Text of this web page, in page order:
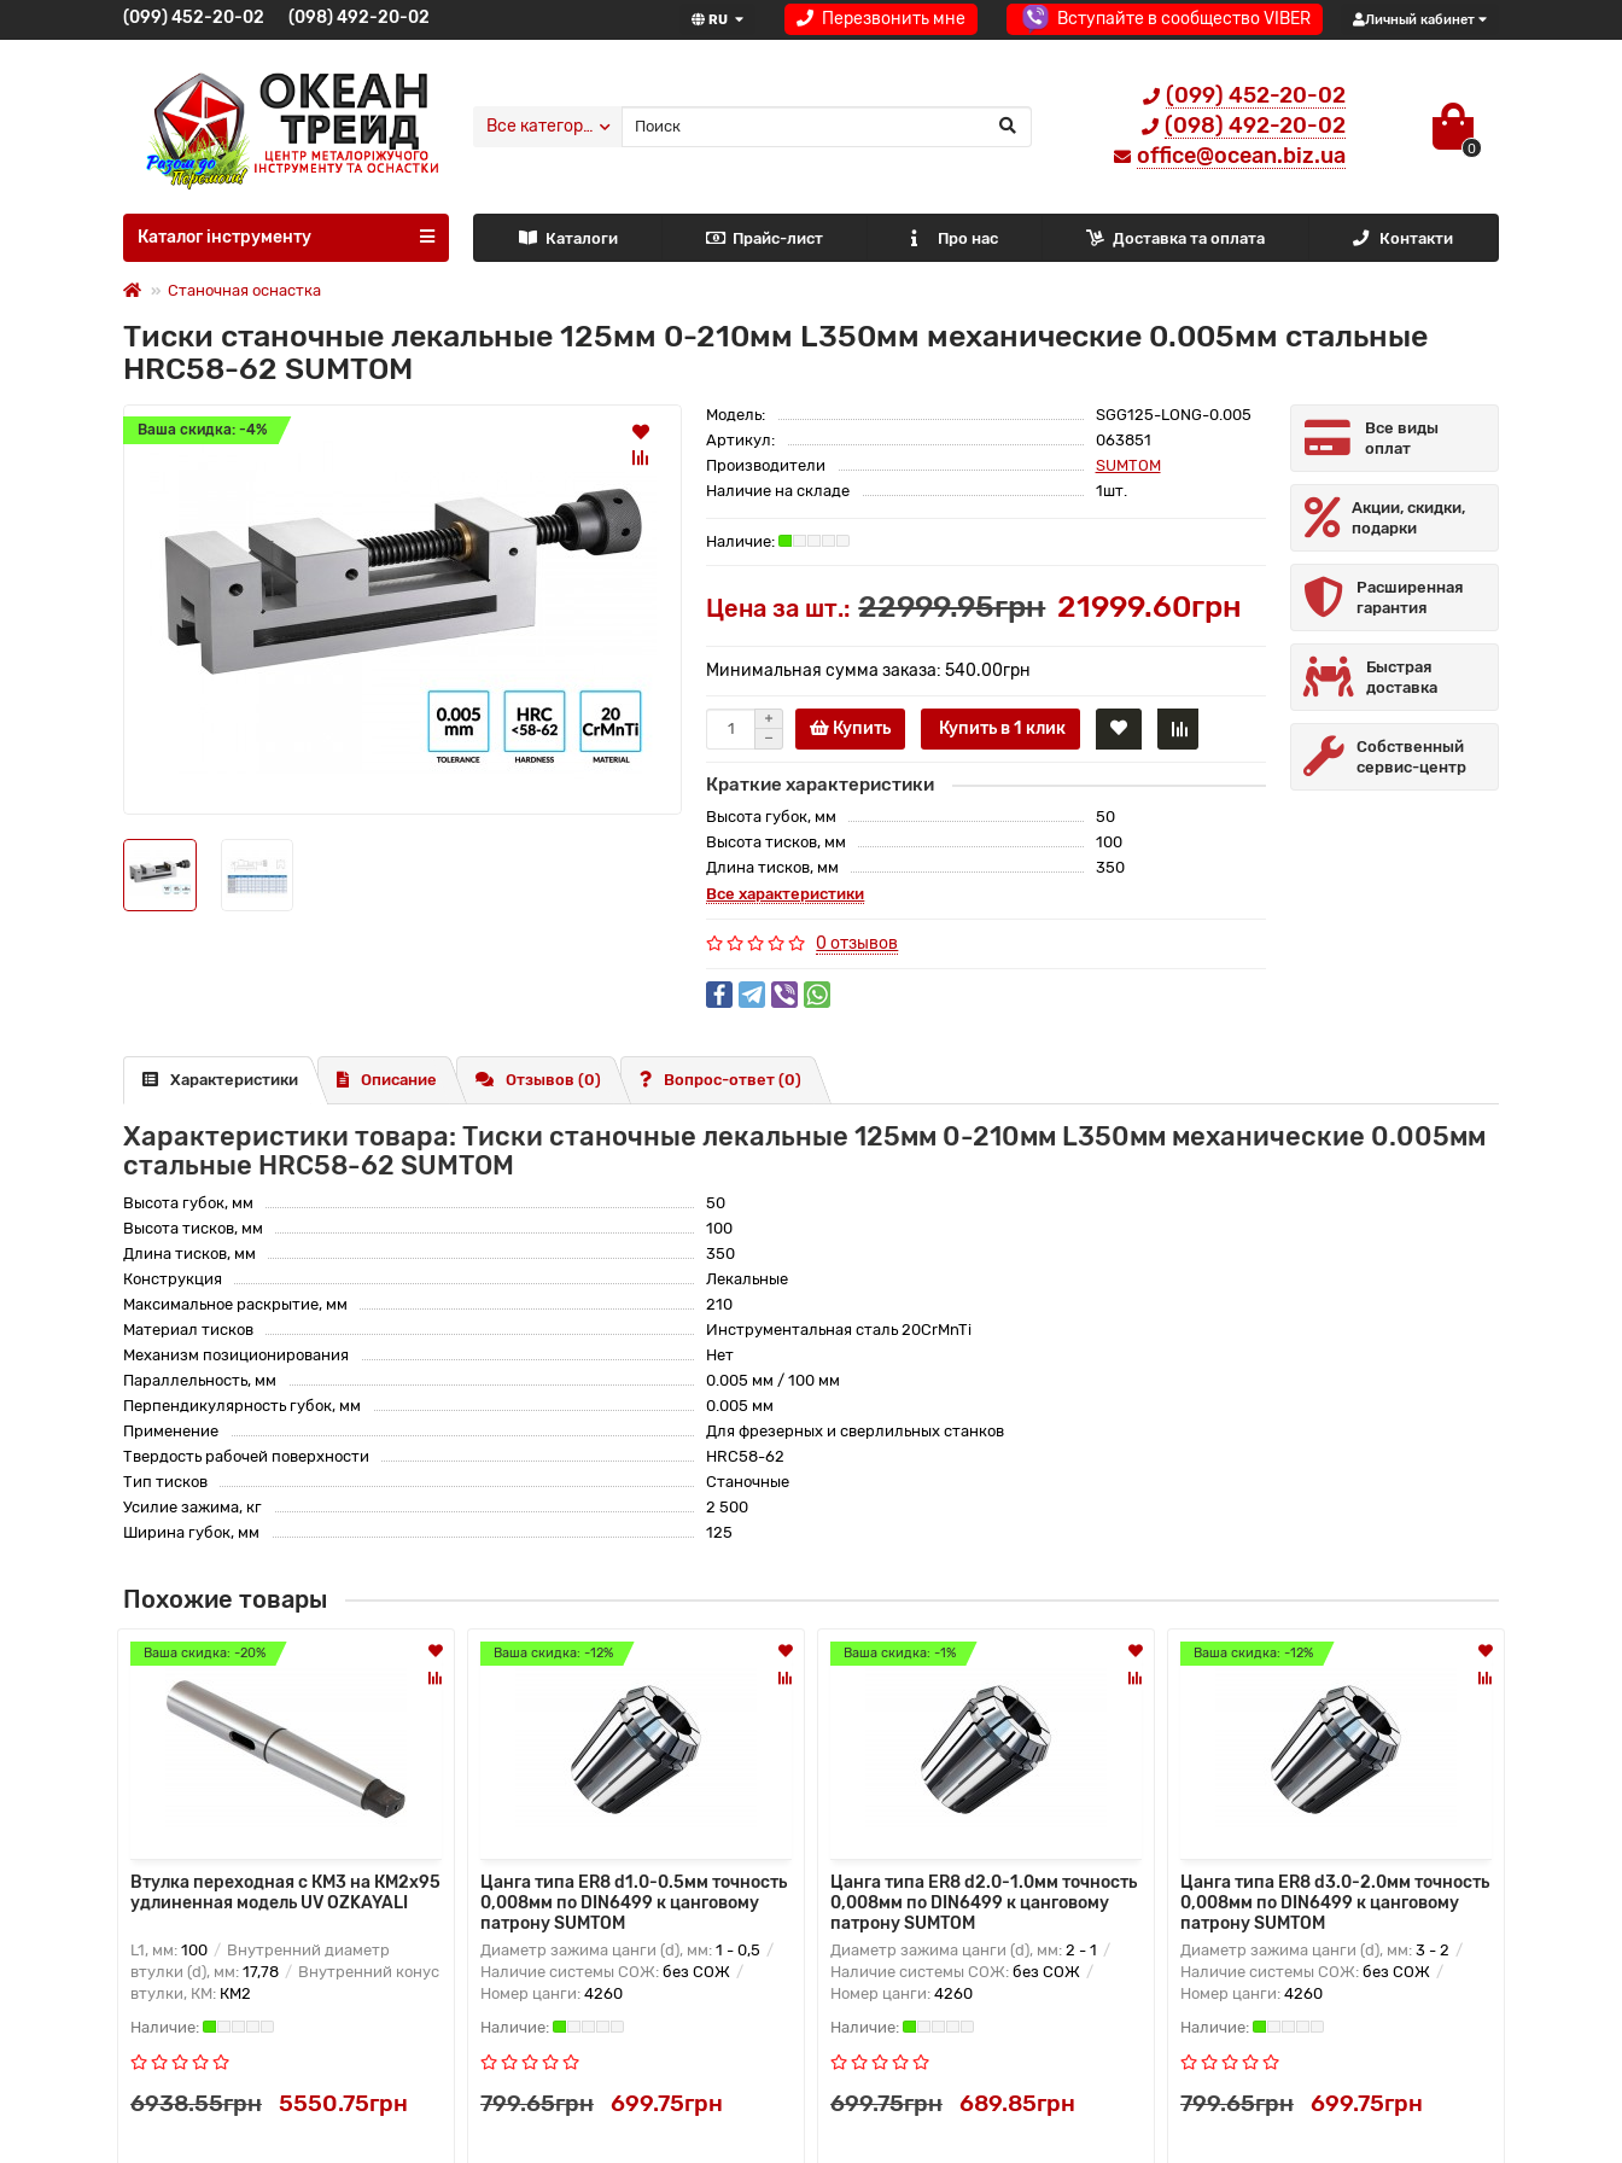
Перезвонить мне Вступайте в сообщество VIBER Личный кабинет
RU
(099) 452-20-02 (098) 492-20-02
(099) 452-20-02
(098) 492-20-02
office@ocean.biz.ua
0
Все категории
Каталог інструменту Каталоги Прайс-лист Про нас Доставка та оплата Контакти
Станочная оснастка
Тиски станочные лекальные 125мм 0-210мм L350мм механические 0.005мм стальные
HRC58-62 SUMTOM
Ваша скидка: -4%
Модель:
SGG125-LONG-0.005
Артикул:
063851
Производители
SUMTOM
Наличие на складе
1шт.
Цена за шт.: 22999.95грн 21999.60грн
Минимальная сумма заказа: 540.00грн
Купить Купить в 1 клик
Краткие характеристики
Высота губок, мм
50
Высота тисков, мм
100
Длина тисков, мм
350
Все характеристики
0 отзывов
Все виды
оплат
Акции, скидки,
подарки
Расширенная
гарантия
Быстрая
доставка
Собственный
сервис-центр
Характеристики Описание Отзывов (0) Вопрос-ответ (0)
Характеристики товара: Тиски станочные лекальные 125мм 0-210мм L350мм механические 0.005мм
стальные HRC58-62 SUMTOM
Высота губок, мм
50
Высота тисков, мм
100
Длина тисков, мм
350
Конструкция
Лекальные
Максимальное раскрытие, мм
210
Материал тисков
Инструментальная сталь 20CrMnTi
Механизм позиционирования
Нет
Параллельность, мм
0.005 мм / 100 мм
Перпендикулярность губок, мм
0.005 мм
Применение
Для фрезерных и сверлильных станков
Твердость рабочей поверхности
HRC58-62
Тип тисков
Станочные
Усилие зажима, кг
2 500
Ширина губок, мм
125
Похожие товары
Ваша скидка: -20%
Втулка переходная с КМ3 на КМ2х95
удлиненная модель UV OZKAYALI
L1, мм: 100
Внутренний диаметр
втулки (d), мм: 17,78
Внутренний конус
втулки, КМ: КМ2
6938.55грн 5550.75грн
Ваша скидка: -12%
Цанга типа ER8 d1.0-0.5мм точность
0,008мм по DIN6499 к цанговому
патрону SUMTOM
Диаметр зажима цанги (d), мм: 1 - 0,5
Наличие системы СОЖ: без СОЖ
Номер цанги: 4260
799.65грн 699.75грн
Ваша скидка: -1%
Цанга типа ER8 d2.0-1.0мм точность
0,008мм по DIN6499 к цанговому
патрону SUMTOM
Диаметр зажима цанги (d), мм: 2 - 1
Наличие системы СОЖ: без СОЖ
Номер цанги: 4260
699.75грн 689.85грн
Ваша скидка: -12%
Цанга типа ER8 d3.0-2.0мм точность
0,008мм по DIN6499 к цанговому
патрону SUMTOM
Диаметр зажима цанги (d), мм: 3 - 2
Наличие системы СОЖ: без СОЖ
Номер цанги: 4260
799.65грн 699.75грн